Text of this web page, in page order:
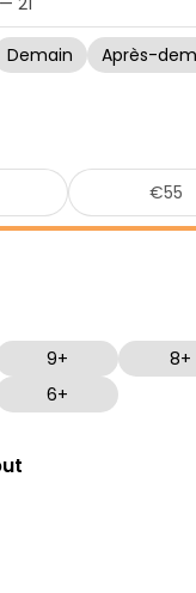
Demain Après-
9+
8+
6+